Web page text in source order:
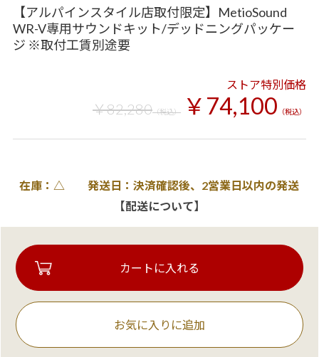
【アルパインスタイル店取付限定】MetioSound
WR-V専用サウンドキット/デッドニングパッケー
ジ ※取付工賃別途要
ストア特別価格
￥82,280（税込） ￥74,100 （税込）
在庫：△ 発送日：決済確認後、2営業日以内の発送
【配送について】
お気に入りに追加